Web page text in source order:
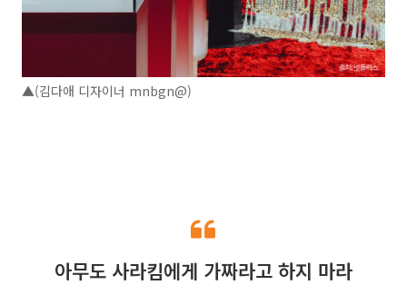
▲(김다애 디자이너 mnbgn@)
아무도 사라킴에게 가짜라고 하지 마라